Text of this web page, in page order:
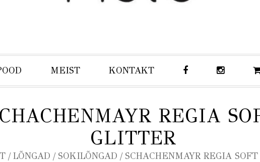
MEIST KONTAKT
REGIA
GLITTER
/LÕNGAD / SOKILÕNGAD / SCHACHENMAYR REGIA